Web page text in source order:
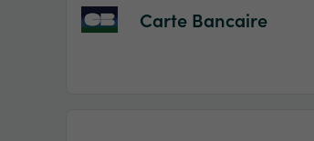
Carte Bancaire